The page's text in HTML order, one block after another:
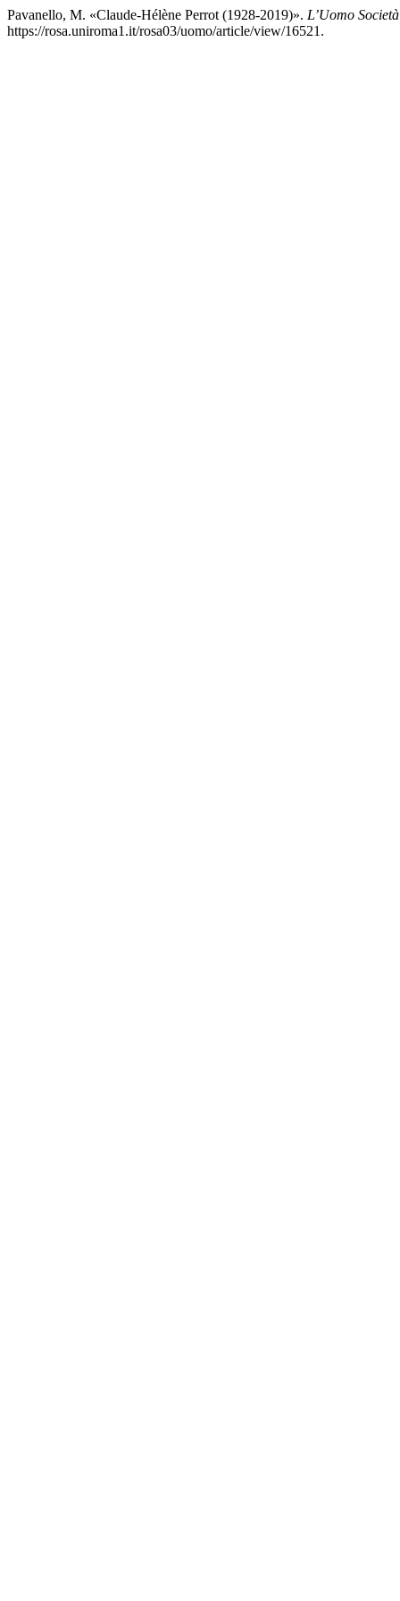
Pavanello, M. «Claude-Hélène Perrot (1928-2019)». L’Uomo
https://rosa.uniroma1.it/rosa03/uomo/article/view/16521.